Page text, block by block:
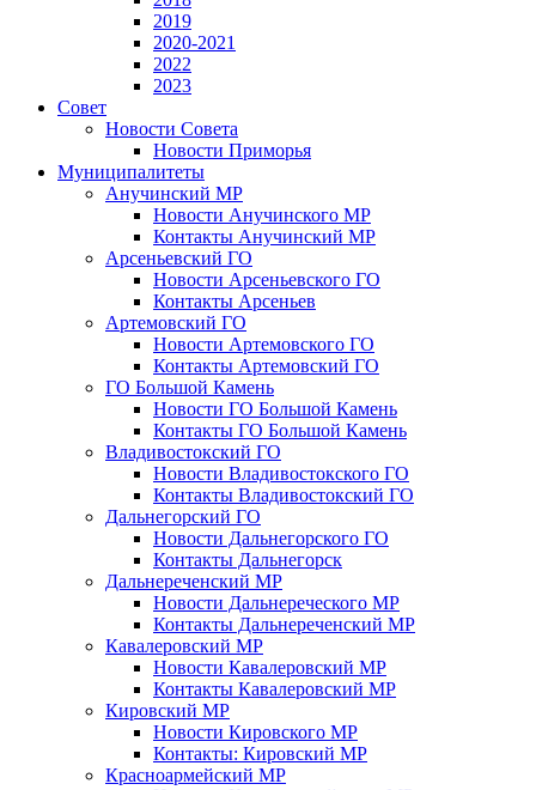
2019
2020-2021
2022
2023
Совет
Новости Совета
Новости Приморья
Муниципалитеты
Анучинский МР
Новости Анучинского МР
Контакты Анучинский МР
Арсеньевский ГО
Новости Арсеньевского ГО
Контакты Арсеньев
Артемовский ГО
Новости Артемовского ГО
Контакты Артемовский ГО
ГО Большой Камень
Новости ГО Большой Камень
Контакты ГО Большой Камень
Владивостокский ГО
Новости Владивостокского ГО
Контакты Владивостокский ГО
Дальнегорский ГО
Новости Дальнегорского ГО
Контакты Дальнегорск
Дальнереченский МР
Новости Дальнереческого МР
Контакты Дальнереченский МР
Кавалеровский МР
Новости Кавалеровский МР
Контакты Кавалеровский МР
Кировский МР
Новости Кировского МР
Контакты: Кировский МР
Красноармейский МР